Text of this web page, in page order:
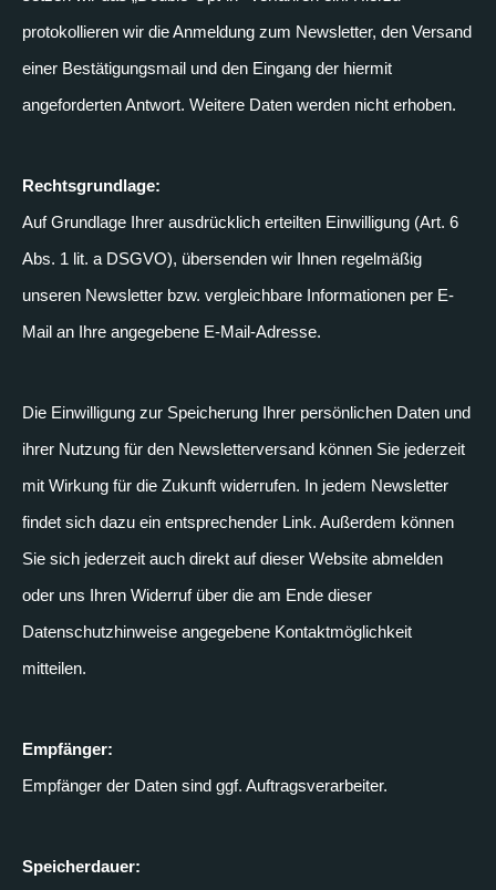
protokollieren wir die Anmeldung zum Newsletter, den Versand
einer Bestätigungsmail und den Eingang der hiermit
angeforderten Antwort. Weitere Daten werden nicht erhoben.
Rechtsgrundlage:
Auf Grundlage Ihrer ausdrücklich erteilten Einwilligung (Art. 6
Abs. 1 lit. a DSGVO), übersenden wir Ihnen regelmäßig
unseren Newsletter bzw. vergleichbare Informationen per E-
Mail an Ihre angegebene E-Mail-Adresse.
Die Einwilligung zur Speicherung Ihrer persönlichen Daten und
ihrer Nutzung für den Newsletterversand können Sie jederzeit
mit Wirkung für die Zukunft widerrufen. In jedem Newsletter
findet sich dazu ein entsprechender Link. Außerdem können
Sie sich jederzeit auch direkt auf dieser Website abmelden
oder uns Ihren Widerruf über die am Ende dieser
Datenschutzhinweise angegebene Kontaktmöglichkeit
mitteilen.
Empfänger:
Empfänger der Daten sind ggf. Auftragsverarbeiter.
Speicherdauer: